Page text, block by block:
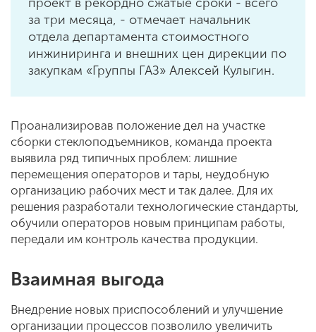
за три месяца, - отмечает начальник
отдела департамента стоимостного
инжиниринга и внешних цен дирекции по
закупкам «Группы ГАЗ» Алексей Кулыгин.
Проанализировав положение дел на участке
сборки стеклоподъемников, команда проекта
выявила ряд типичных проблем: лишние
перемещения операторов и тары, неудобную
организацию рабочих мест и так далее. Для их
решения разработали технологические стандарты,
обучили операторов новым принципам работы,
передали им контроль качества продукции.
Взаимная выгода
Внедрение новых приспособлений и улучшение
организации процессов позволило увеличить